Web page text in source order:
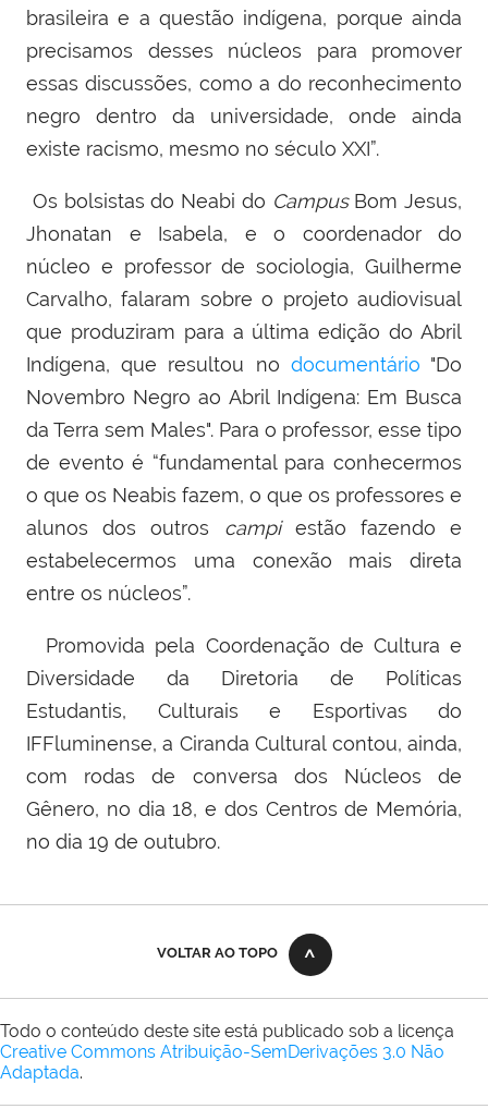
brasileira e a questão indígena, porque ainda
precisamos desses núcleos para promover
essas discussões, como a do reconhecimento
negro dentro da universidade, onde ainda
existe racismo, mesmo no século XXI”.
Os bolsistas do Neabi do CampusBom Jesus,
Jhonatan e Isabela, e o coordenador do
núcleo e professor de sociologia, Guilherme
Carvalho, falaram sobre o projeto audiovisual
que produziram para a última edição do Abril
Indígena, que resultou no documentário "Do
Novembro Negro ao Abril Indígena: Em Busca
da Terra sem Males". Para o professor, esse tipo
de evento é “fundamental para conhecermos
o que os Neabis fazem, o que os professores e
alunos dos outros campiestão fazendo e
estabelecermos uma conexão mais direta
entre os núcleos”.
Promovida pela Coordenação de Cultura e
Diversidade da Diretoria de Políticas
Estudantis, Culturais e Esportivas do
IFFluminense, a Ciranda Cultural contou, ainda,
com rodas de conversa dos Núcleos de
Gênero, no dia 18, e dos Centros de Memória,
no dia 19 de outubro.
VOLTAR AO TOPO
Todo o conteúdo deste site está publicado sob a licença
Creative Commons Atribuição-SemDerivações 3.0 Não
Adaptada.